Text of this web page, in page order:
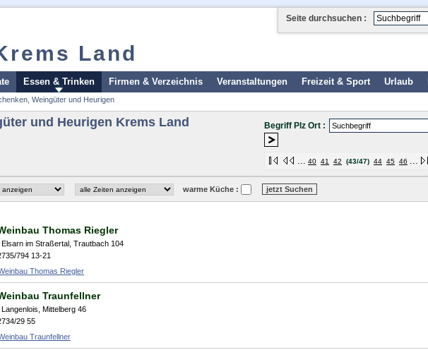
Land
Seite durchsuchen :
Essen & Trinken Firmen & Verzeichnis Veranstaltungen Freizeit & Sport Urlaub
Weingüter und Heurigen
und Heurigen Krems Land Begriff Plz Ort :
... 40 41 42 (43/47) 44 45 46 ...
warme Küche :
Thomas Riegler
Elsarn im Straßertal Trautbach 104
794 13-21
Thomas Riegler
Traunfellner
Langenlois Mittelberg 46
29 55
Traunfellner